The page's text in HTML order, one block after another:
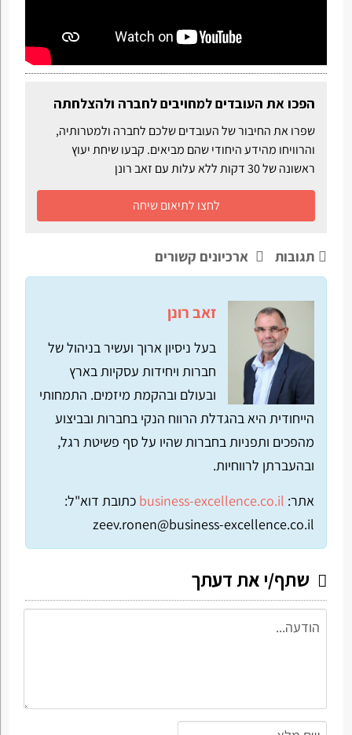
הפכו את העובדים למחויבים לחברה ולהצלחתה
שפרו את החיבור של העובדים שלכם לחברה ולמטרותיה,
והרוויחו מהידע היחודי שהם מביאים. קבעו שיחת יעוץ
ראשונה של 30 דקות ללא עלות עם זאב רונן
לחצו לתיאום שיחה
תגובות ארכיונים קשורים
זאב רונן
בעל ניסיון ארוך ועשיר בניהול של
חברות ויחידות עסקיות בארץ
ובעולם ובהקמת מיזמים. התמחותי
הייחודית היא בהגדלת הרווח הנקי בחברות ובביצוע
מהפכים ותפניות בחברות שהיו על סף פשיטת רגל,
ובהעברתן לרווחיות.
אתר: business-excellence.co.il כתובת דוא"ל:
zeev.ronen@business-excellence.co.il
שתף/י את דעתך